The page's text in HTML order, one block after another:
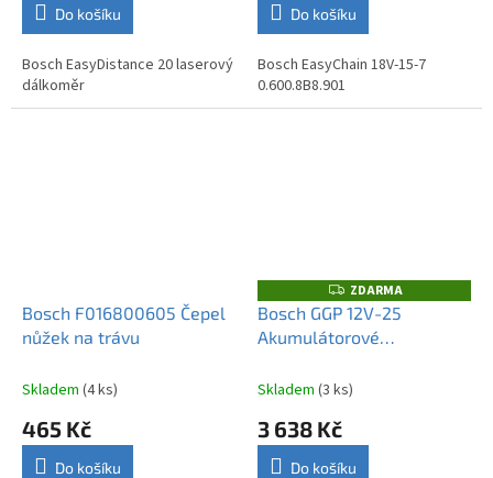
Do košíku
Bosch EasyDistance 20 laserový
dálkoměr
Do košíku
Bosch EasyChain 18V-15-7
0.600.8B8.901
Bosch F016800605 Čepel
nůžek na trávu
Skladem (4 ks)
465 Kč
Do košíku
Z
D
A
R
ZDARMA
Bosch GGP 12V-25
Akumulátorové
AKU 06008D8101
Skladem (3 ks)
3 638 Kč
Do košíku